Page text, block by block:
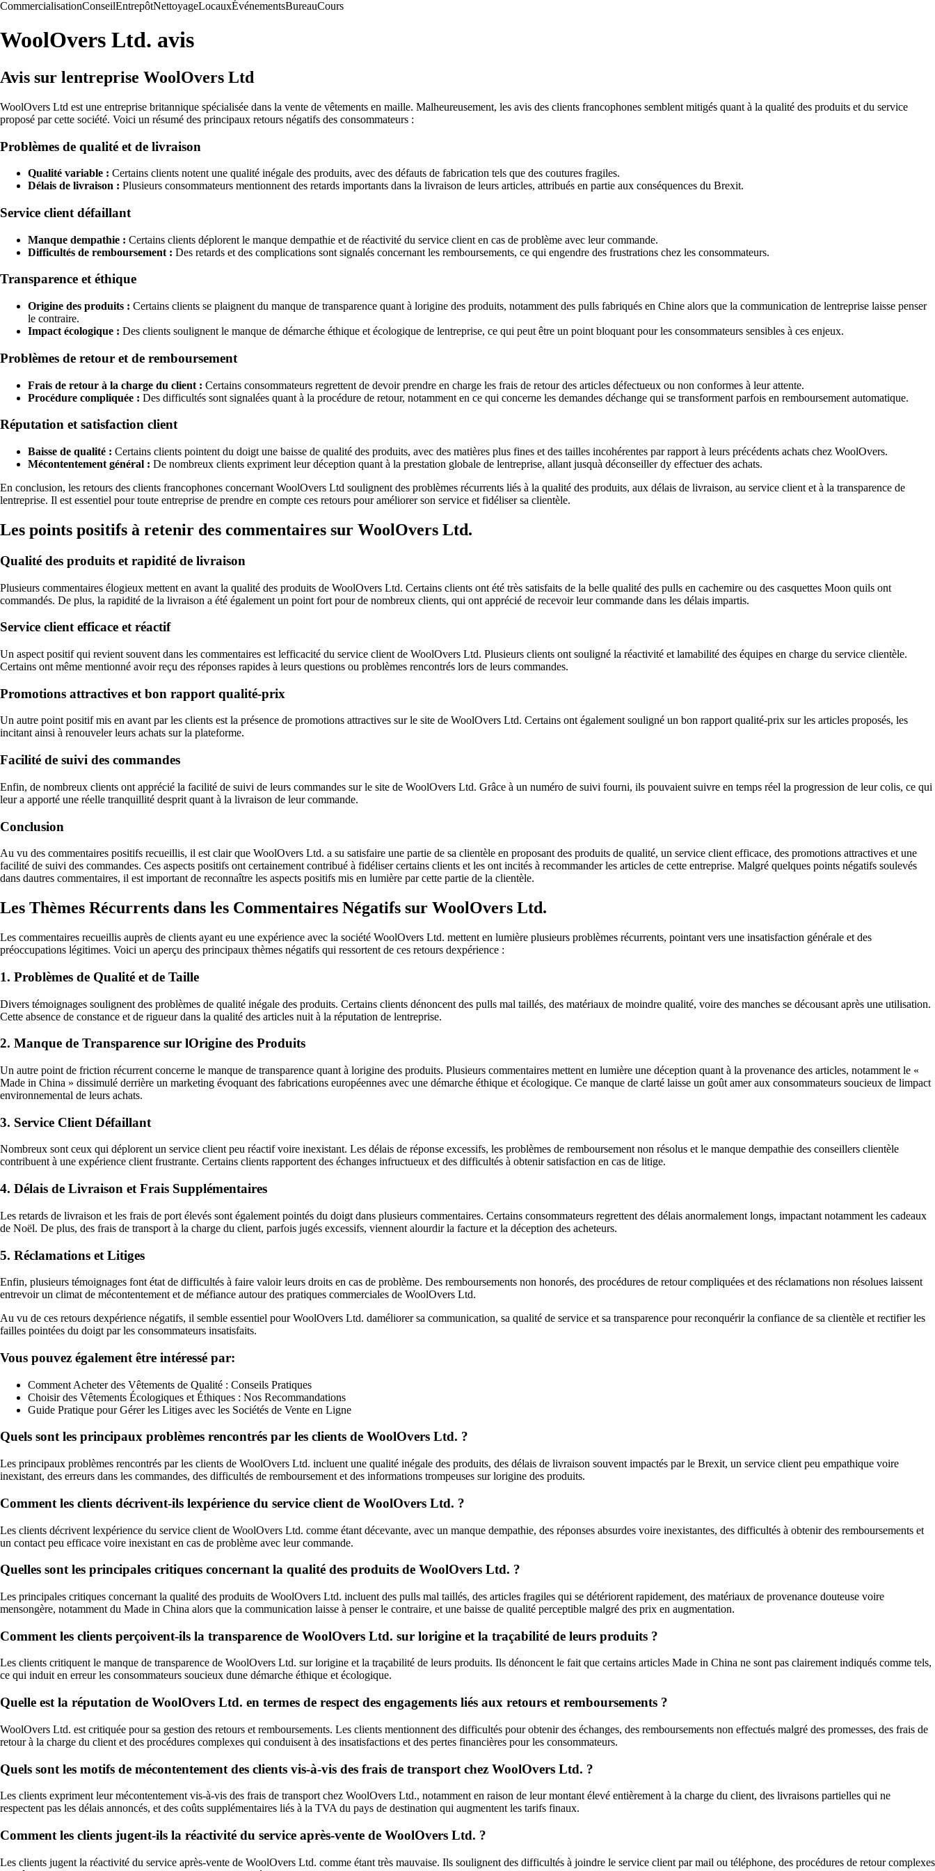
CommercialisationConseilEntrepôtNettoyageLocauxÉvénementsBureauCours
WoolOvers Ltd. avis
Avis sur lentreprise WoolOvers Ltd
WoolOvers Ltd est une entreprise britannique spécialisée dans la vente de vêtements en maille. Malheureusement, les avis des clients francophones semblent mitigés quant à la qualité des produits et du service
proposé par cette société. Voici un résumé des principaux retours négatifs des consommateurs :
Problèmes de qualité et de livraison
Qualité variable : Certains clients notent une qualité inégale des produits, avec des défauts de fabrication tels que des coutures fragiles.
Délais de livraison : Plusieurs consommateurs mentionnent des retards importants dans la livraison de leurs articles, attribués en partie aux conséquences du Brexit.
Service client défaillant
Manque dempathie : Certains clients déplorent le manque dempathie et de réactivité du service client en cas de problème avec leur commande.
Difficultés de remboursement : Des retards et des complications sont signalés concernant les remboursements, ce qui engendre des frustrations chez les consommateurs.
Transparence et éthique
Origine des produits : Certains clients se plaignent du manque de transparence quant à lorigine des produits, notamment des pulls fabriqués en Chine alors que la communication de lentreprise laisse penser
le contraire.
Impact écologique : Des clients soulignent le manque de démarche éthique et écologique de lentreprise, ce qui peut être un point bloquant pour les consommateurs sensibles à ces enjeux.
Problèmes de retour et de remboursement
Frais de retour à la charge du client : Certains consommateurs regrettent de devoir prendre en charge les frais de retour des articles défectueux ou non conformes à leur attente.
Procédure compliquée : Des difficultés sont signalées quant à la procédure de retour, notamment en ce qui concerne les demandes déchange qui se transforment parfois en remboursement automatique.
Réputation et satisfaction client
Baisse de qualité : Certains clients pointent du doigt une baisse de qualité des produits, avec des matières plus fines et des tailles incohérentes par rapport à leurs précédents achats chez WoolOvers.
Mécontentement général : De nombreux clients expriment leur déception quant à la prestation globale de lentreprise, allant jusquà déconseiller dy effectuer des achats.
En conclusion, les retours des clients francophones concernant WoolOvers Ltd soulignent des problèmes récurrents liés à la qualité des produits, aux délais de livraison, au service client et à la transparence de
lentreprise. Il est essentiel pour toute entreprise de prendre en compte ces retours pour améliorer son service et fidéliser sa clientèle.
Les points positifs à retenir des commentaires sur WoolOvers Ltd.
Qualité des produits et rapidité de livraison
Plusieurs commentaires élogieux mettent en avant la qualité des produits de WoolOvers Ltd. Certains clients ont été très satisfaits de la belle qualité des pulls en cachemire ou des casquettes Moon quils ont
commandés. De plus, la rapidité de la livraison a été également un point fort pour de nombreux clients, qui ont apprécié de recevoir leur commande dans les délais impartis.
Service client efficace et réactif
Un aspect positif qui revient souvent dans les commentaires est lefficacité du service client de WoolOvers Ltd. Plusieurs clients ont souligné la réactivité et lamabilité des équipes en charge du service clientèle.
Certains ont même mentionné avoir reçu des réponses rapides à leurs questions ou problèmes rencontrés lors de leurs commandes.
Promotions attractives et bon rapport qualité-prix
Un autre point positif mis en avant par les clients est la présence de promotions attractives sur le site de WoolOvers Ltd. Certains ont également souligné un bon rapport qualité-prix sur les articles proposés, les
incitant ainsi à renouveler leurs achats sur la plateforme.
Facilité de suivi des commandes
Enfin, de nombreux clients ont apprécié la facilité de suivi de leurs commandes sur le site de WoolOvers Ltd. Grâce à un numéro de suivi fourni, ils pouvaient suivre en temps réel la progression de leur colis, ce qui
leur a apporté une réelle tranquillité desprit quant à la livraison de leur commande.
Conclusion
Au vu des commentaires positifs recueillis, il est clair que WoolOvers Ltd. a su satisfaire une partie de sa clientèle en proposant des produits de qualité, un service client efficace, des promotions attractives et une
facilité de suivi des commandes. Ces aspects positifs ont certainement contribué à fidéliser certains clients et les ont incités à recommander les articles de cette entreprise. Malgré quelques points négatifs soulevés
dans dautres commentaires, il est important de reconnaître les aspects positifs mis en lumière par cette partie de la clientèle.
Les Thèmes Récurrents dans les Commentaires Négatifs sur WoolOvers Ltd.
Les commentaires recueillis auprès de clients ayant eu une expérience avec la société WoolOvers Ltd. mettent en lumière plusieurs problèmes récurrents, pointant vers une insatisfaction générale et des
préoccupations légitimes. Voici un aperçu des principaux thèmes négatifs qui ressortent de ces retours dexpérience :
1. Problèmes de Qualité et de Taille
Divers témoignages soulignent des problèmes de qualité inégale des produits. Certains clients dénoncent des pulls mal taillés, des matériaux de moindre qualité, voire des manches se décousant après une utilisation.
Cette absence de constance et de rigueur dans la qualité des articles nuit à la réputation de lentreprise.
2. Manque de Transparence sur lOrigine des Produits
Un autre point de friction récurrent concerne le manque de transparence quant à lorigine des produits. Plusieurs commentaires mettent en lumière une déception quant à la provenance des articles, notamment le «
Made in China » dissimulé derrière un marketing évoquant des fabrications européennes avec une démarche éthique et écologique. Ce manque de clarté laisse un goût amer aux consommateurs soucieux de limpact
environnemental de leurs achats.
3. Service Client Défaillant
Nombreux sont ceux qui déplorent un service client peu réactif voire inexistant. Les délais de réponse excessifs, les problèmes de remboursement non résolus et le manque dempathie des conseillers clientèle
contribuent à une expérience client frustrante. Certains clients rapportent des échanges infructueux et des difficultés à obtenir satisfaction en cas de litige.
4. Délais de Livraison et Frais Supplémentaires
Les retards de livraison et les frais de port élevés sont également pointés du doigt dans plusieurs commentaires. Certains consommateurs regrettent des délais anormalement longs, impactant notamment les cadeaux
de Noël. De plus, des frais de transport à la charge du client, parfois jugés excessifs, viennent alourdir la facture et la déception des acheteurs.
5. Réclamations et Litiges
Enfin, plusieurs témoignages font état de difficultés à faire valoir leurs droits en cas de problème. Des remboursements non honorés, des procédures de retour compliquées et des réclamations non résolues laissent
entrevoir un climat de mécontentement et de méfiance autour des pratiques commerciales de WoolOvers Ltd.
Au vu de ces retours dexpérience négatifs, il semble essentiel pour WoolOvers Ltd. daméliorer sa communication, sa qualité de service et sa transparence pour reconquérir la confiance de sa clientèle et rectifier les
failles pointées du doigt par les consommateurs insatisfaits.
Vous pouvez également être intéressé par:
Comment Acheter des Vêtements de Qualité : Conseils Pratiques
Choisir des Vêtements Écologiques et Éthiques : Nos Recommandations
Guide Pratique pour Gérer les Litiges avec les Sociétés de Vente en Ligne
Quels sont les principaux problèmes rencontrés par les clients de WoolOvers Ltd. ?
Les principaux problèmes rencontrés par les clients de WoolOvers Ltd. incluent une qualité inégale des produits, des délais de livraison souvent impactés par le Brexit, un service client peu empathique voire
inexistant, des erreurs dans les commandes, des difficultés de remboursement et des informations trompeuses sur lorigine des produits.
Comment les clients décrivent-ils lexpérience du service client de WoolOvers Ltd. ?
Les clients décrivent lexpérience du service client de WoolOvers Ltd. comme étant décevante, avec un manque dempathie, des réponses absurdes voire inexistantes, des difficultés à obtenir des remboursements et
un contact peu efficace voire inexistant en cas de problème avec leur commande.
Quelles sont les principales critiques concernant la qualité des produits de WoolOvers Ltd. ?
Les principales critiques concernant la qualité des produits de WoolOvers Ltd. incluent des pulls mal taillés, des articles fragiles qui se détériorent rapidement, des matériaux de provenance douteuse voire
mensongère, notamment du Made in China alors que la communication laisse à penser le contraire, et une baisse de qualité perceptible malgré des prix en augmentation.
Comment les clients perçoivent-ils la transparence de WoolOvers Ltd. sur lorigine et la traçabilité de leurs produits ?
Les clients critiquent le manque de transparence de WoolOvers Ltd. sur lorigine et la traçabilité de leurs produits. Ils dénoncent le fait que certains articles Made in China ne sont pas clairement indiqués comme tels,
ce qui induit en erreur les consommateurs soucieux dune démarche éthique et écologique.
Quelle est la réputation de WoolOvers Ltd. en termes de respect des engagements liés aux retours et remboursements ?
WoolOvers Ltd. est critiquée pour sa gestion des retours et remboursements. Les clients mentionnent des difficultés pour obtenir des échanges, des remboursements non effectués malgré des promesses, des frais de
retour à la charge du client et des procédures complexes qui conduisent à des insatisfactions et des pertes financières pour les consommateurs.
Quels sont les motifs de mécontentement des clients vis-à-vis des frais de transport chez WoolOvers Ltd. ?
Les clients expriment leur mécontentement vis-à-vis des frais de transport chez WoolOvers Ltd., notamment en raison de leur montant élevé entièrement à la charge du client, des livraisons partielles qui ne
respectent pas les délais annoncés, et des coûts supplémentaires liés à la TVA du pays de destination qui augmentent les tarifs finaux.
Comment les clients jugent-ils la réactivité du service après-vente de WoolOvers Ltd. ?
Les clients jugent la réactivité du service après-vente de WoolOvers Ltd. comme étant très mauvaise. Ils soulignent des difficultés à joindre le service client par mail ou téléphone, des procédures de retour complexes